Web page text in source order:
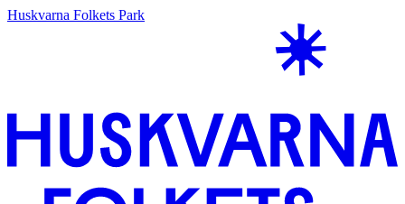
Huskvarna Folkets Park